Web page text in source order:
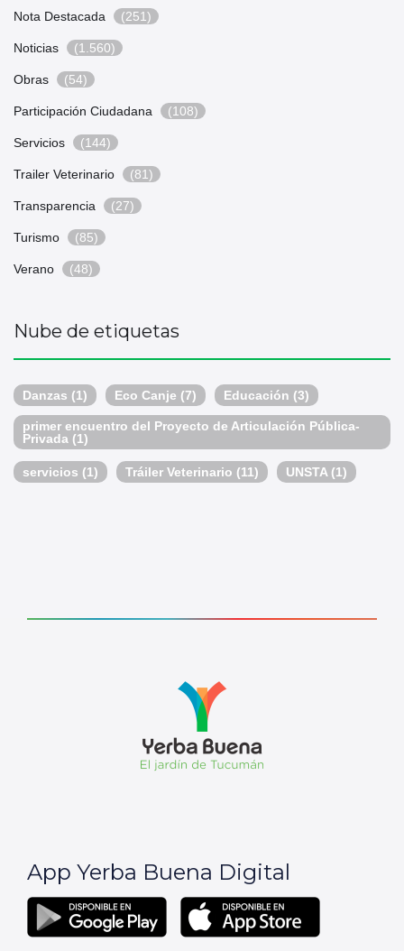
Nota Destacada (251)
Noticias (1.560)
Obras (54)
Participación Ciudadana (108)
Servicios (144)
Trailer Veterinario (81)
Transparencia (27)
Turismo (85)
Verano (48)
Nube de etiquetas
Danzas (1) Eco Canje (7) Educación (3)
primer encuentro del Proyecto de Articulación Pública-
Privada (1)
servicios (1) Tráiler Veterinario (11) UNSTA (1)
App Yerba Buena Digital